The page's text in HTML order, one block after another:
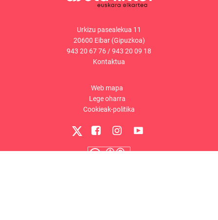
Urkizu pasealekua 11
20600 Eibar (Gipuzkoa)
943 20 67 76 /943 20 09 18
Kontaktua
Web mapa
Lege oharra
Cookieak-politika